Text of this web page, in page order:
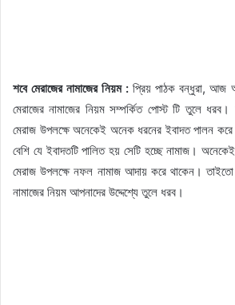
শবে মেরাজের নামাজের নিয়ম :প্রিয় পাঠক বন্ধুরা, আজ
মেরাজের নামাজের নিয়ম সম্পর্কিত পোস্ট টি তুলে
মেরাজ উপলক্ষে অনেকেই অনেক ধরনের ইবাদত পালন
বেশি যে ইবাদতটি পালিত হয় সেটি হচ্ছে নামাজ।
মেরাজ উপলক্ষে নফল নামাজ আদায় করে থাকেন।
নামাজের নিয়ম আপনাদের উদ্দেশ্যে তুলে ধরব।